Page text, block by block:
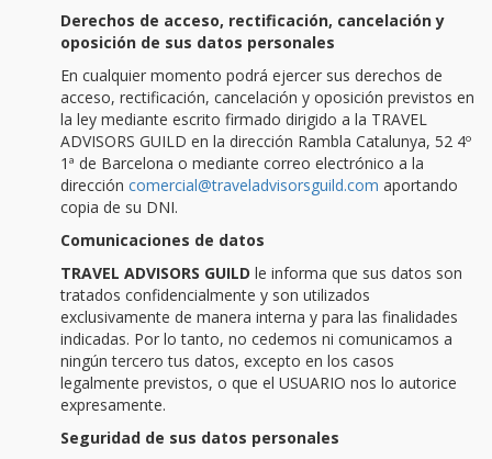
Derechos de acceso, rectificación, cancelación y
oposición de sus datos personales
En cualquier momento podrá ejercer sus derechos de
acceso, rectificación, cancelación y oposición previstos en
la ley mediante escrito firmado dirigido a la TRAVEL
ADVISORS GUILD en la dirección Rambla Catalunya, 52 4º
1ª de Barcelona o mediante correo electrónico a la
dirección comercial@traveladvisorsguild.com aportando
copia de su DNI.
Comunicaciones de datos
TRAVEL ADVISORS GUILD le informa que sus datos son
tratados confidencialmente y son utilizados
exclusivamente de manera interna y para las finalidades
indicadas. Por lo tanto, no cedemos ni comunicamos a
ningún tercero tus datos, excepto en los casos
legalmente previstos, o que el USUARIO nos lo autorice
expresamente.
Seguridad de sus datos personales